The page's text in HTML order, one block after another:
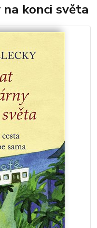
konci světa